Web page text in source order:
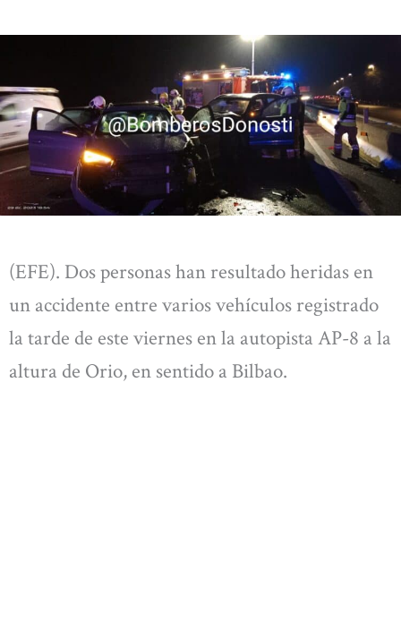
(EFE). Dos personas han resultado heridas en
un accidente entre varios vehículos registrado
la tarde de este viernes en la autopista AP-8 a la
altura de Orio, en sentido a Bilbao.